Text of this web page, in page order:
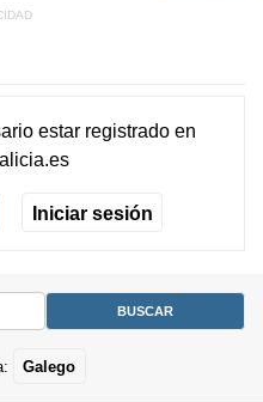
estar registradoen
Iniciar sesión
Galego